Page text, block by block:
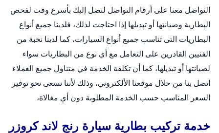
التواصل معنا على أرقام التواصل لنصل إليك بأسرع وقت لفحص
البطارية وصيانتها أو تبديلها إذا احتاجت لذلك، فلدينا جميع أنواع
البطاريات التى تناسب جميع أنواع السيارات، كما لدينا نخبة من
الفنيين القادرين على التعامل مع أي نوع من البطاريات سواء
لصيانتها أو تبديلها، كما أن تكلفة الخدمة في متناول جميع العملاء
اتصل بنا من خلال موقعنا الألكتروني، وذلك لأننا نسعى نحو توفير
السعر المناسب حسب الخدمة المطلوبة دون أي مغالاة،
خدمة تركيب بطارية سيارة رنج لاند كروزر